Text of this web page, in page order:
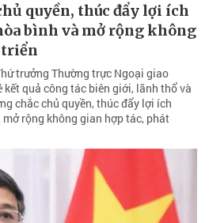
quyền, thúc đẩy lợi ích
bình và mở rộng không
triển
trưởng Thường trực Ngoại giao
kết quả công tác biên giới, lãnh thổ và
chắc chủ quyền, thúc đẩy lợi ích
rộng không gian hợp tác, phát